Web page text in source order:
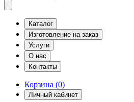
Каталог
Изготовление на заказ
Услуги
О нас
Контакты
Корзина (0)
Личный кабинет